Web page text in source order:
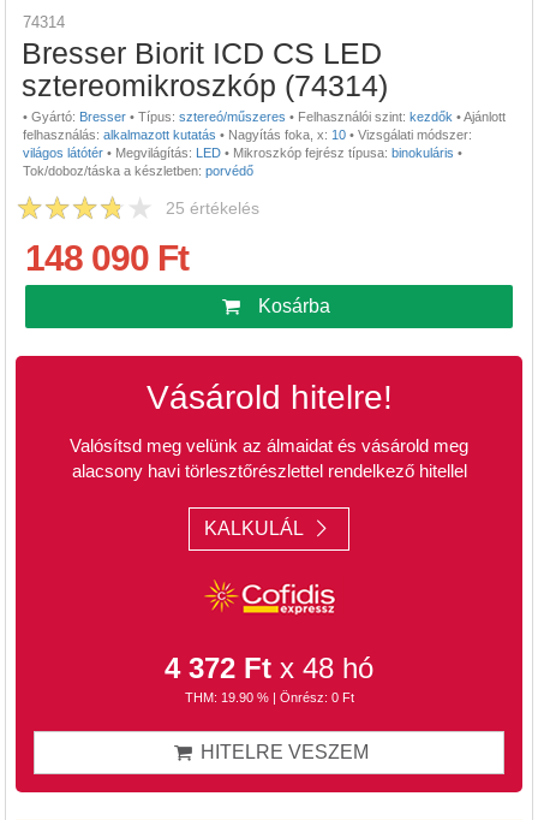
74314
Bresser Biorit ICD CS LED
sztereomikroszkóp (74314)
• Gyártó: Bresser • Típus: sztereó/műszeres • Felhasználói szint: kezdők •Ajánlott
felhasználás: alkalmazott kutatás • Nagyítás foka, x: 10 • Vizsgálati módszer:
világos látótér • Megvilágítás: LED • Mikroszkóp fejrész típusa: binokuláris •
Tok/doboz/táska a készletben: porvédő
25 értékelés
148 090 Ft
Kosárba
Vásárold hitelre!
Valósítsd meg velünk az álmaidat és vásárold meg
alacsony havi törlesztőrészlettel rendelkező hitellel
KALKULÁL
4 372 Ft x 48 hó
THM: 19.90 % | Önrész: 0 Ft
HITELRE VESZEM